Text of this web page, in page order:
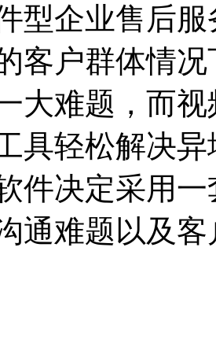
型企业售后
客户群体情
大难题，而
具轻松解决
件决定采用
通难题以及